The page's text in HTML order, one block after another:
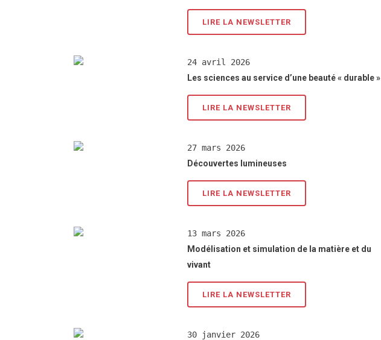
LIRE LA NEWSLETTER
24 avril 2026
Les sciences au service d’une beauté « durable »
LIRE LA NEWSLETTER
27 mars 2026
Découvertes lumineuses
LIRE LA NEWSLETTER
13 mars 2026
Modélisation et simulation de la matière et du
vivant
LIRE LA NEWSLETTER
30 janvier 2026